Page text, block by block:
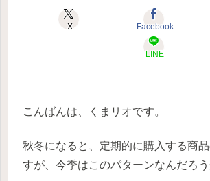
X Facebook
LINE
こんばんは、くまリオです。
秋冬になると、定期的に購入する商
すが、今季はこのパターンなんだろ